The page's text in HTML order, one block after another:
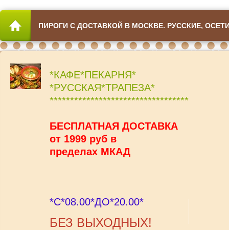
ПИРОГИ С ДОСТАВКОЙ В МОСКВЕ. РУССКИЕ,
*КАФЕ*ПЕКАРНЯ*
*РУССКАЯ*ТРАПЕЗА*
**********************************
БЕСПЛАТНАЯ ДОСТАВКА
от 1999 руб в
пределах МКАД
*С*08.00*ДО*20.00*
БЕЗ ВЫХОДНЫХ!